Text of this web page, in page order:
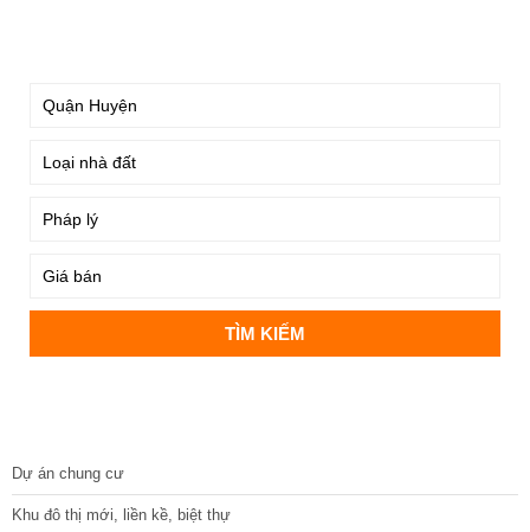
Dự án chung cư
Khu đô thị mới, liền kề, biệt thự